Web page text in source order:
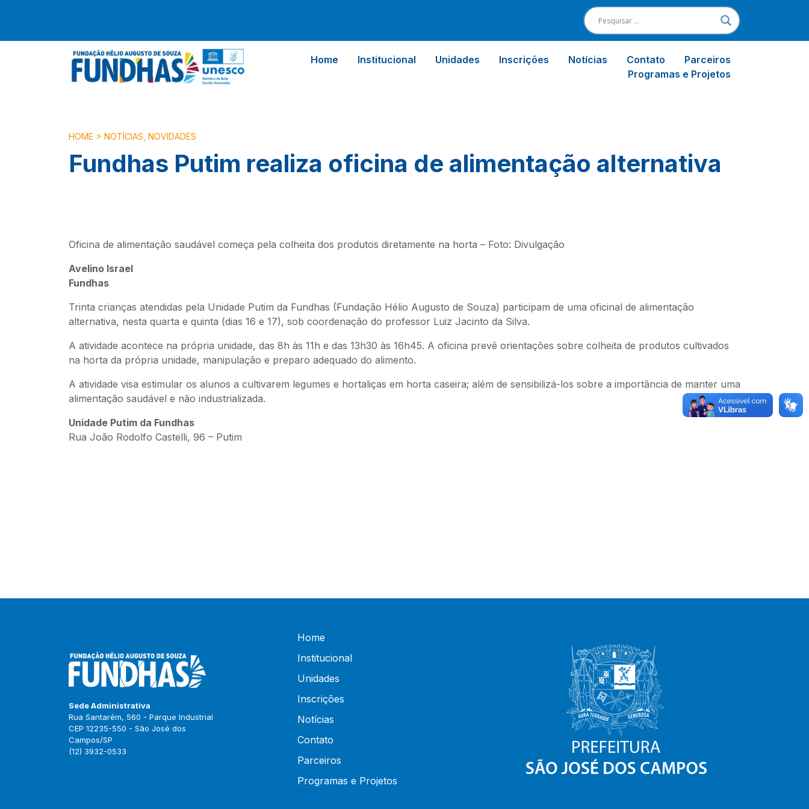
Home Institucional Unidades Inscrições Notícias Contato
Parceiros
Programas e Projetos
HOME > NOTÍCIAS NOVIDADES
Fundhas Putim realiza oficina de alimentação alternativa
Oficina de alimentação saudável começa pela colheita dos produtos diretamente na horta – Foto: Divulgação
Avelino Israel
Fundhas
Trinta crianças atendidas pela Unidade Putim da Fundhas (Fundação Hélio Augusto de Souza) participam de uma oficinal de alimentação
alternativa, nesta quarta e quinta (dias 16 e 17), sob coordenação do professor Luiz Jacinto da Silva.
A atividade acontece na própria unidade, das 8h às 11h e das 13h30 às 16h45. A oficina prevê orientações sobre colheita de produtos cultivados
na horta da própria unidade, manipulação e preparo adequado do alimento.
A atividade visa estimular os alunos a cultivarem legumes e hortaliças em horta caseira; além de sensibilizá-los sobre a importância de manter uma
alimentação saudável e não industrializada.
Unidade Putim da Fundhas
Rua João Rodolfo Castelli, 96 – Putim
Sede Administrativa
Rua Santarém, 560 - Parque Industrial
CEP 12235-550 - São José dos
Campos/SP
(12) 3932-0533
Home
Institucional
Unidades
Inscrições
Notícias
Contato
Parceiros
Programas e Projetos